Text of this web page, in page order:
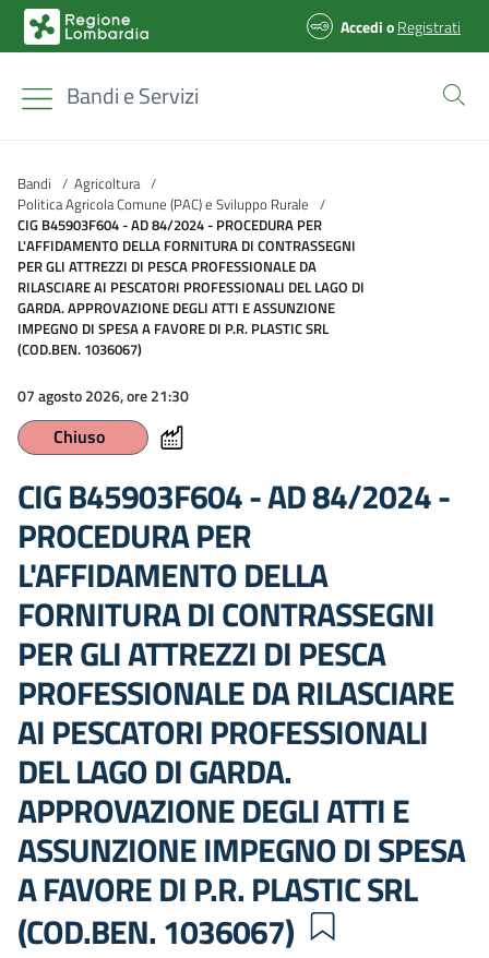
AccedioRegistrati
Bandi e Servizi
Bandi / Agricoltura /
Politica Agricola Comune (PAC) e Sviluppo Rurale /
CIG B45903F604 - AD 84/2024 - PROCEDURA PER
L'AFFIDAMENTO DELLA FORNITURA DI CONTRASSEGNI
PER GLI ATTREZZI DI PESCA PROFESSIONALE DA
RILASCIARE AI PESCATORI PROFESSIONALI DEL LAGO DI
GARDA. APPROVAZIONE DEGLI ATTI E ASSUNZIONE
IMPEGNO DI SPESA A FAVORE DI P.R. PLASTIC SRL
(COD.BEN. 1036067)
07 agosto 2026, ore 21:30
Chiuso
CIG B45903F604 - AD 84/2024 -
PROCEDURA PER
L'AFFIDAMENTO DELLA
FORNITURA DI CONTRASSEGNI
PER GLI ATTREZZI DI PESCA
PROFESSIONALE DA RILASCIARE
AI PESCATORI PROFESSIONALI
DEL LAGO DI GARDA.
APPROVAZIONE DEGLI ATTI E
ASSUNZIONE IMPEGNO DI SPESA
A FAVORE DI P.R. PLASTIC SRL
(COD.BEN. 1036067)